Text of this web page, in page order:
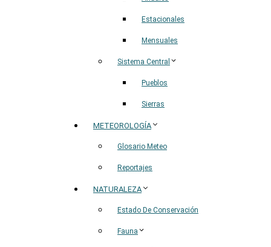
Estacionales
Mensuales
Sistema Central
Pueblos
Sierras
METEOROLOGÍA
Glosario Meteo
Reportajes
NATURALEZA
Estado De Conservación
Fauna